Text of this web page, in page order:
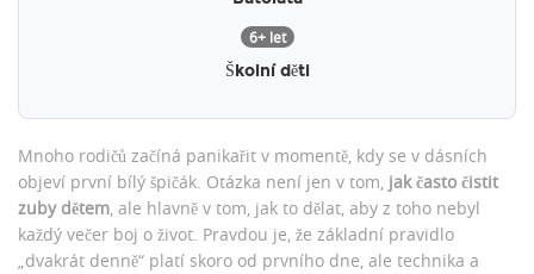
6+ let
Školní děti
Mnoho rodičů začíná panikařit v momentě, kdy se v dásních
objeví první bílý špičák. Otázka není jen v tom, jak často čistit
zuby dětem, ale hlavně v tom, jak to dělat, aby z toho nebyl
každý večer boj o život. Pravdou je, že základní pravidlo
„dvakrát denně“ platí skoro od prvního dne, ale technika a